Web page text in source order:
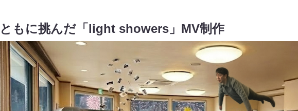
もに挑んだ「light showers」MV制作